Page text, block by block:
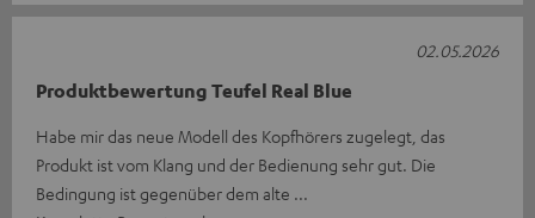
Produktbewertung Teufel Real Blue
Habe mir das neue Modell des Kopfhörers zugelegt, das
Produkt ist vom Klang und der Bedienung sehr gut. Die
Bedingung ist gegenüber dem alte
02.05.2026